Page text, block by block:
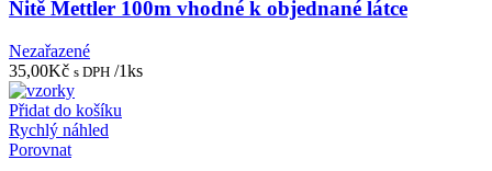
Nitě Mettler 100m vhodné k objednané látce
Nezařazené
35,00Kč s DPH /1ks
Přidat do košíku
Rychlý náhled
Porovnat